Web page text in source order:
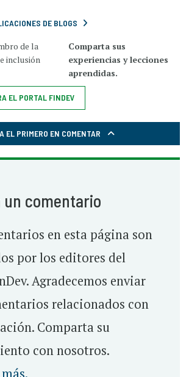
DE BLOGS
de la
inclusión
Comparta sus
experiencias y lecciones
aprendidas.
EL PORTAL FINDEV
EL PRIMERO EN COMENTAR
un comentario
en esta página son
por los editores del
Agradecemos enviar
relacionados con
Comparta su
con nosotros.